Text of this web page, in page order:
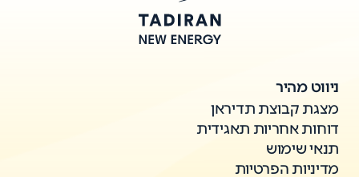
ניווט מהיר
מצגת קבוצת תדיראן
דוחות אחריות תאגידית
תנאי שימוש
מדיניות הפרטיות